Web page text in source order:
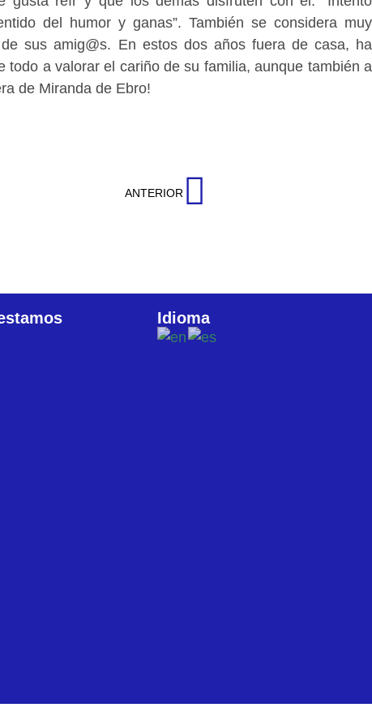
del humor y ganas”. También se considera muy
sus amig@s. En estos dos años fuera de casa, ha
todo a valorar el cariño de su familia, aunque también a
de Miranda de Ebro!
ANTERIOR
Idioma